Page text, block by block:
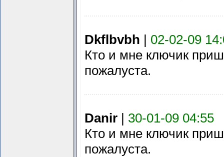
Dkflbvbh | 02-02-09
Кто и мне ключик
пожалуста.
Danir| 30-01-09 04:55
Кто и мне ключик
пожалуста.